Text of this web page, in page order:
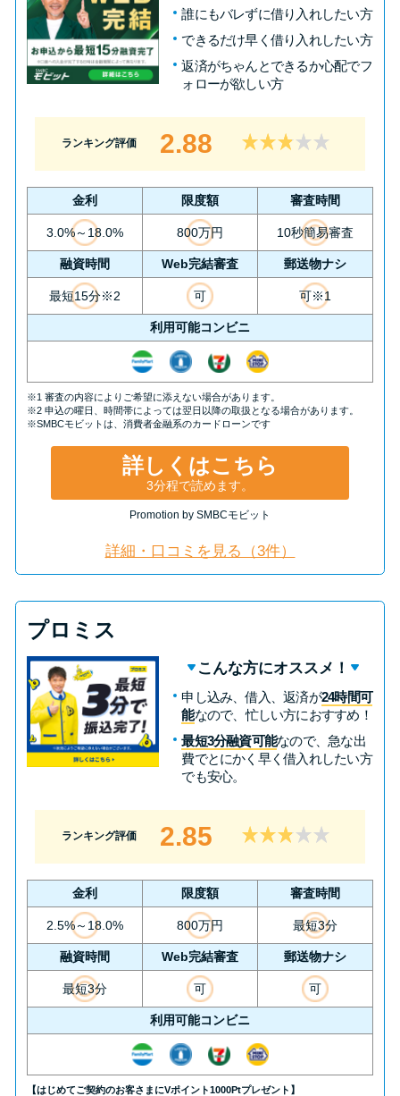
誰にもバレずに借り入れしたい方
できるだけ早く借り入れしたい方
返済がちゃんとできるか心配でフ
ォローが欲しい方
ランキング評価 2.88
金利 限度額 審査時間
3.0%～18.0% 800万円 10秒簡易審査
融資時間 Web完結審査 郵送物ナシ
最短15分※2 可 可※1
利用可能コンビニ
※1 審査の内容によりご希望に添えない場合があります。
※2 申込の曜日、時間帯によっては翌日以降の取扱となる場合があります。
※SMBCモビットは、消費者金融系のカードローンです
詳しくはこちら
3分程で読めます。
Promotion by SMBCモビット
詳細・口コミを見る（3件）
プロミス
こんな方にオススメ！
申し込み、借入、返済が24時間可
能なので、忙しい方におすすめ！
最短3分融資可能なので、急な出
費でとにかく早く借入れしたい方
でも安心。
ランキング評価 2.85
金利 限度額 審査時間
2.5%～18.0% 800万円 最短3分
融資時間 Web完結審査 郵送物ナシ
最短3分 可 可
利用可能コンビニ
【はじめてご契約のお客さまにVポイント1000Ptプレゼント】